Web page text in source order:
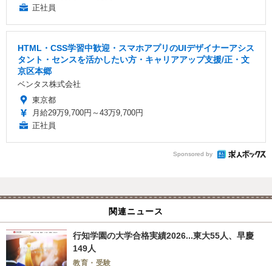
正社員
HTML・CSS学習中歓迎・スマホアプリのUIデザイナーアシス
タント・センスを活かしたい方・キャリアアップ支援/正・文
京区本郷
ベンタス株式会社
東京都
月給29万9,700円～43万9,700円
正社員
Sponsored by
関連ニュース
行知学園の大学合格実績2026...東大55人、早慶
149人
教育・受験